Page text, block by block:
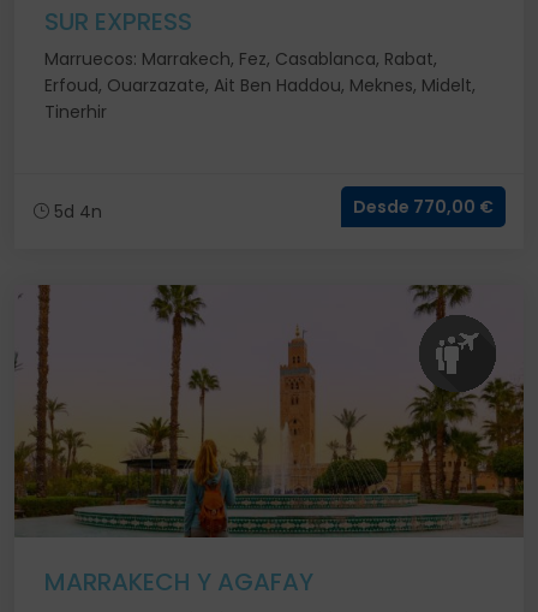
SUR EXPRESS
Marruecos: Marrakech, Fez, Casablanca, Rabat,
Erfoud, Ouarzazate, Ait Ben Haddou, Meknes, Midelt,
Tinerhir
5d 4n Desde 770,00 €
MARRAKECH Y AGAFAY